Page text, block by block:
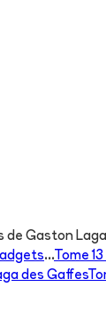
de Gaston
...Tome 13
des Gaffes